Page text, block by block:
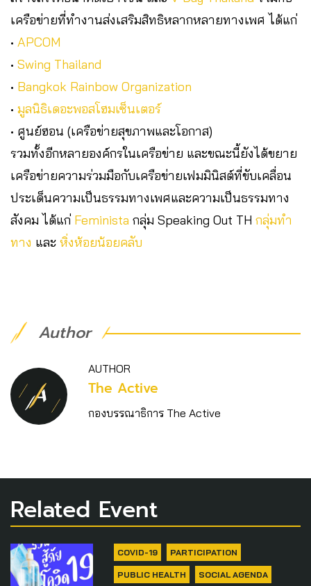
เครือข่ายที่ทำงานส่งเสริมสิทธิหลากหลายทางเพศ ได้แก่
• APCOM
• Swing Thailand
• Bangkok Rainbow Organization
• มูลนิธิเดอะพอสโฮมเซ็นเตอร์
• ศูนย์ฮอน (เครือข่ายสุขภาพและโอกาส)
รวมทั้งอีกหลายองค์กรในเครือข่าย และขณะนี้ยังได้ขยาย
เครือข่ายความร่วมมือกับเครือข่ายเฟมมินิสต์ที่ขับเคลื่อน
ประเด็นความเป็นธรรมทางเพศและความเป็นธรรมทาง
สังคม ได้แก่ Feminista กลุ่ม Speaking Out TH กลุ่มทำ
ทาง และ หิ่งห้อยน้อยคลับ
Author
AUTHOR
The Active
กองบรรณาธิการ The Active
Related Event
COVID-19 PARTICIPATION
PUBLIC HEALTH SOCIAL AGENDA